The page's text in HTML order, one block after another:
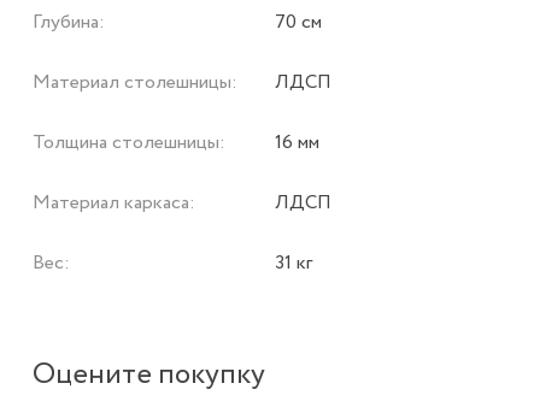
Оцените покупку
Глубина: 70 см
Материал столешницы: ЛДСП
Толщина столешницы: 16 мм
Материал каркаса: ЛДСП
Вес: 31 кг